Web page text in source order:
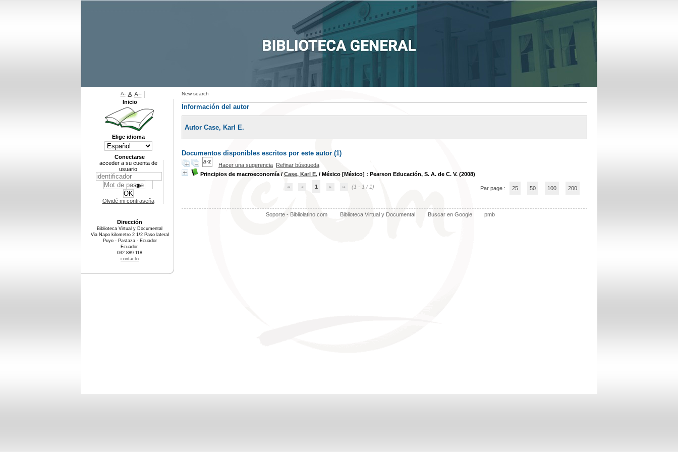
New search
Información del autor
Autor Case, Karl E.
Documentos disponibles escritos por este autor (1)
Hacer una sugerencia Refinar búsqueda
Principios de macroeconomía / Case, Karl E. / México [México] : Pearson Educación, S. A. de C. V. (2008)
1 (1 - 1 / 1) Par page : 25 50 100 200
Soporte - Bibliolatino.com Biblioteca Virtual y Documental Buscar en Google pmb
A- A A+
Inicio
Elige idioma
Conectarse
acceder a su cuenta de
usuario
Olvidé mi contraseña
Dirección
Biblioteca Virtual y Documental
Via Napo kilometro 2 1/2 Paso lateral
Puyo - Pastaza - Ecuador
Ecuador
032 889 118
contacto